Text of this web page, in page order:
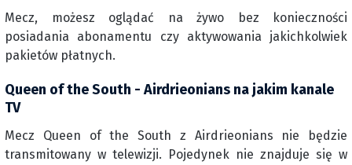
Mecz, możesz oglądać na żywo bez konieczności
posiadania abonamentu czy aktywowania jakichkolwiek
pakietów płatnych.
Queen of the South - Airdrieonians na jakim kanale
TV
Mecz Queen of the South z Airdrieonians nie będzie
transmitowany w telewizji. Pojedynek nie znajduje się w